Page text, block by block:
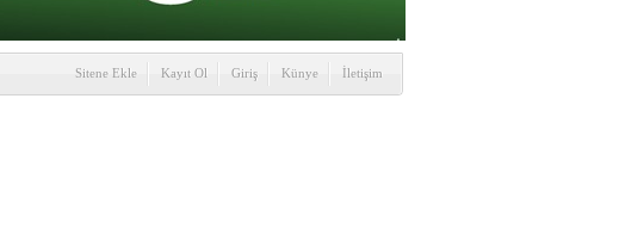
Sitene Ekle Kayıt Ol Giriş Künye İletişim